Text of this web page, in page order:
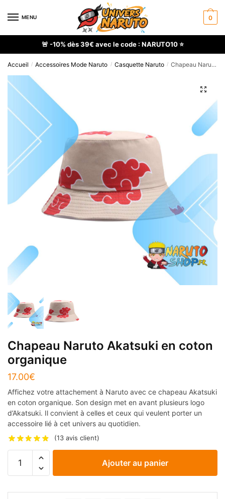
MENU 0
🚨 -10% dès 39€ avec le code : NARUTO10 ⭐
Accueil / Accessoires Mode Naruto / Casquette Naruto / Chapeau Naruto Akatsuki en coton organique
🔍
Chapeau Naruto Akatsuki en coton
organique
17.00€
Affichez votre attachement à Naruto avec ce chapeau Akatsuki
en coton organique. Son design met en avant plusieurs logo
d’Akatsuki. Il convient à celles et ceux qui veulent porter un
accessoire lié à cet univers au quotidien.
(13 avis client)
Naruto
Ajouter au panier